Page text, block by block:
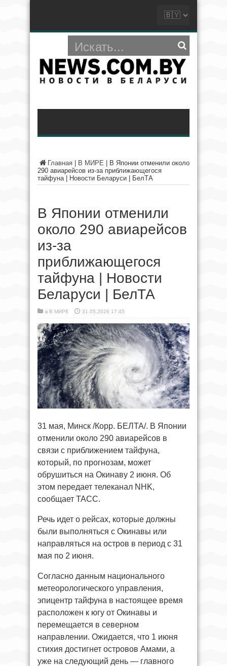
Главная В МИРЕ
В Японии отменили около
290 авиарейсов из-за приближающегося
тайфуна | Новости Беларуси | БелТА
В Японии отменили
около 290 авиарейсов
из-за
приближающегося
тайфуна | Новости
Беларуси | БелТА
в В МИРЕ 31.05.2026 17:45
31 мая, Минск /Корр. БЕЛТА/. В Японии
отменили около 290 авиарейсов в
связи с приближением тайфуна,
который, по прогнозам, может
обрушиться на Окинаву 2 июня. Об
этом передает телеканал NHK,
сообщает ТАСС.
Речь идет о рейсах, которые должны
были выполняться с Окинавы или
направляться на остров в период с 31
мая по 2 июня.
Согласно данным национального
метеорологического управления,
эпицентр тайфуна в настоящее время
расположен к югу от Окинавы и
перемещается в северном
направлении. Ожидается, что 1 июня
стихия достигнет островов Амами, а
уже на следующий день — главного